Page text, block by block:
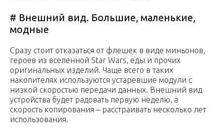
# Внешний вид. Большие, маленькие,
модные
Сразу стоит отказаться от флешек в виде миньонов,
героев из вселенной Star Wars, еды и прочих
оригинальных изделий. Чаще всего в таких
накопителях используются устаревшие модули с
низкой скоростью передачи данных. Внешний вид
устройства будет радовать первую неделю, а
скорость копирования – расстраивать несколько лет
использования.